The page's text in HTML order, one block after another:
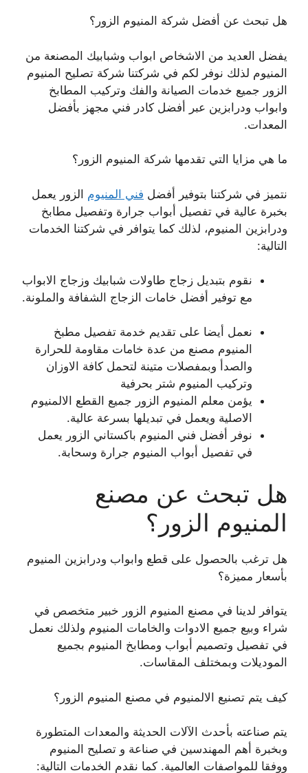
هل تبحث عن أفضل شركة المنيوم الزور؟
يفضل العديد من الاشخاص ابواب وشبابيك المصنعة من
المنيوم لذلك نوفر لكم في شركتنا شركة تصليح المنيوم
الزور جميع خدمات الصيانة والفك وتركيب المطابخ
وابواب ودرابزين عبر أفضل كادر فني مجهز بأفضل
المعدات.
ما هي مزايا التي تقدمها شركة المنيوم الزور؟
نتميز في شركتنا بتوفير أفضل فني المنيوم الزور يعمل
بخبرة عالية في تفصيل أبواب جرارة وتفصيل مطابخ
ودرابزين المنيوم، لذلك كما يتوافر في شركتنا الخدمات
التالية:
نقوم بتبديل زجاج طاولات شبابيك وزجاج الابواب
مع توفير أفضل خامات الزجاج الشفافة والملونة.
نعمل أيضا على تقديم خدمة تفصيل مطبخ
المنيوم مصنع من عدة خامات مقاومة للحرارة
والصدأ وبمفصلات متينة لتحمل كافة الاوزان
وتركيب المنيوم شتر بحرفية
يؤمن معلم المنيوم الزور جميع القطع الالمنيوم
الاصلية ويعمل في تبديلها بسرعة عالية.
نوفر أفضل فني المنيوم باكستاني الزور يعمل
في تفصيل أبواب المنيوم جرارة وسحابة.
هل تبحث عن مصنع
المنيوم الزور؟
هل ترغب بالحصول على قطع وابواب ودرابزين المنيوم
بأسعار مميزة؟
يتوافر لدينا في مصنع المنيوم الزور خبير متخصص في
شراء وبيع جميع الادوات والخامات المنيوم ولذلك نعمل
في تفصيل وتصميم أبواب ومطابخ المنيوم بجميع
الموديلات وبمختلف المقاسات.
كيف يتم تصنيع الالمنيوم في مصنع المنيوم الزور؟
يتم صناعته بأحدث الآلات الحديثة والمعدات المتطورة
وبخبرة أهم المهندسين في صناعة و تصليح المنيوم
ووفقا للمواصفات العالمية. كما نقدم الخدمات التالية: